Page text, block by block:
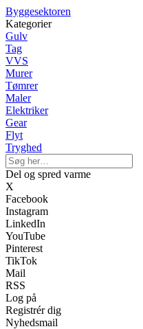
Byggesektoren
Kategorier
Gulv
Tag
VVS
Murer
Tømrer
Maler
Elektriker
Gear
Flyt
Tryghed
Del og spred varme
X
Facebook
Instagram
LinkedIn
YouTube
Pinterest
TikTok
Mail
RSS
Log på
Registrér dig
Nyhedsmail